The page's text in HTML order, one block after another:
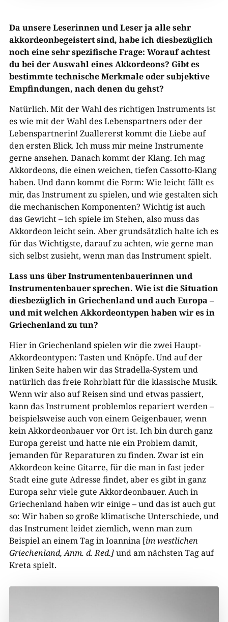
Da unsere Leserinnen und Leser ja alle sehr
akkordeonbegeistert sind, habe ich diesbezüglich
noch eine sehr spezifische Frage: Worauf achtest
du bei der Auswahl eines Akkordeons? Gibt es
bestimmte technische Merkmale oder subjektive
Empfindungen, nach denen du gehst?
Natürlich. Mit der Wahl des richtigen Instruments ist
es wie mit der Wahl des Lebenspartners oder der
Lebenspartnerin! Zuallererst kommt die Liebe auf
den ersten Blick. Ich muss mir meine Instrumente
gerne ansehen. Danach kommt der Klang. Ich mag
Akkordeons, die einen weichen, tiefen Cassotto-Klang
haben. Und dann kommt die Form: Wie leicht fällt es
mir, das Instrument zu spielen, und wie gestalten sich
die mechanischen Komponenten? Wichtig ist auch
das Gewicht – ich spiele im Stehen, also muss das
Akkordeon leicht sein. Aber grundsätzlich halte ich es
für das Wichtigste, darauf zu achten, wie gerne man
sich selbst zusieht, wenn man das Instrument spielt.
Lass uns über Instrumentenbauerinnen und
Instrumentenbauer sprechen. Wie ist die Situation
diesbezüglich in Griechenland und auch Europa –
und mit welchen Akkordeontypen haben wir es in
Griechenland zu tun?
Hier in Griechenland spielen wir die zwei Haupt-
Akkordeontypen: Tasten und Knöpfe. Und auf der
linken Seite haben wir das Stradella-System und
natürlich das freie Rohrblatt für die klassische Musik.
Wenn wir also auf Reisen sind und etwas passiert,
kann das Instrument problemlos repariert werden –
beispielsweise auch von einem Geigenbauer, wenn
kein Akkordeonbauer vor Ort ist. Ich bin durch ganz
Europa gereist und hatte nie ein Problem damit,
jemanden für Reparaturen zu finden. Zwar ist ein
Akkordeon keine Gitarre, für die man in fast jeder
Stadt eine gute Adresse findet, aber es gibt in ganz
Europa sehr viele gute Akkordeonbauer. Auch in
Griechenland haben wir einige – und das ist auch gut
so: Wir haben so große klimatische Unterschiede, und
das Instrument leidet ziemlich, wenn man zum
Beispiel an einem Tag in Ioannina [im westlichen
Griechenland, Anm. d. Red.]und am nächsten Tag auf
Kreta spielt.